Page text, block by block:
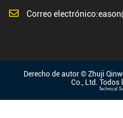
Correo electrónico:
Derecho de autor © Zhuji
Co., Ltd. Todos